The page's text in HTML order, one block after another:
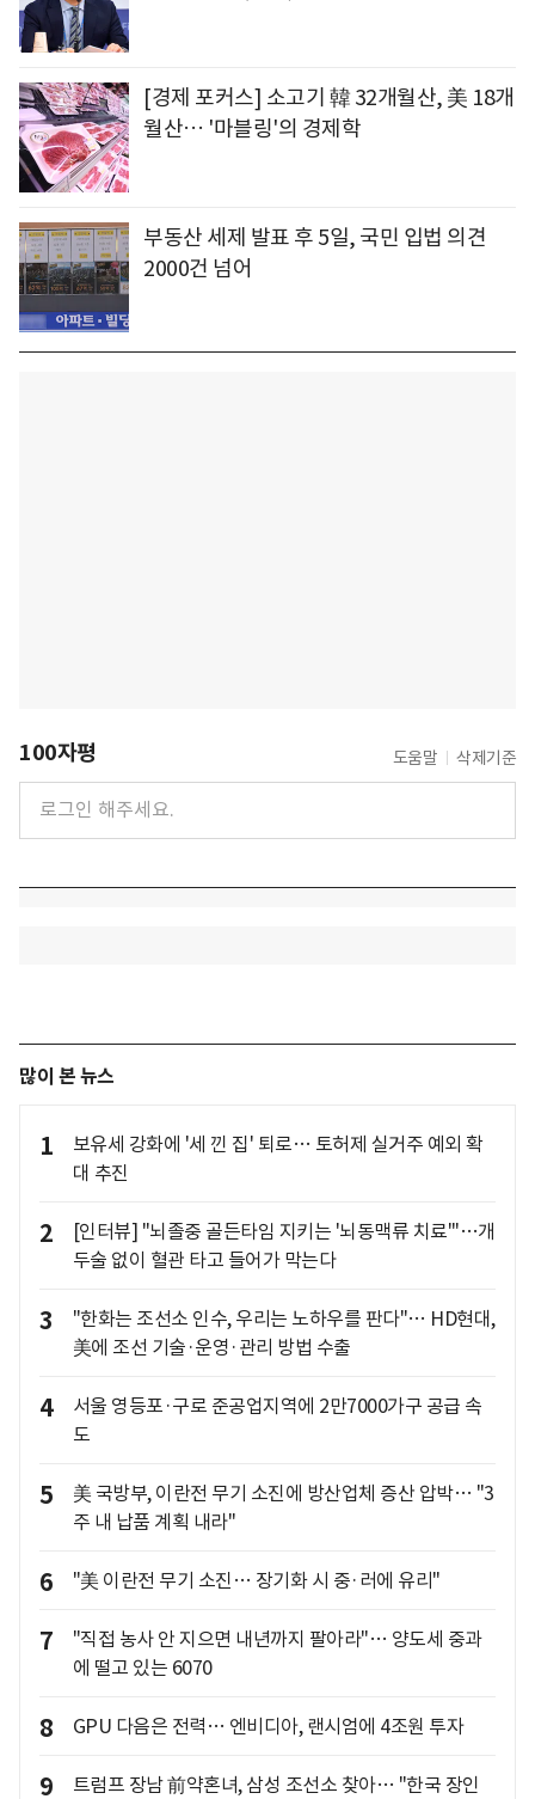
[경제 포커스] 소고기 韓 32개월산, 美 18개
월산… '마블링'의 경제학
부동산 세제 발표 후 5일, 국민 입법 의견
2000건 넘어
100자평 도움말 삭제기준
많이 본 뉴스
1
보유세 강화에 '세 낀 집' 퇴로… 토허제 실거주 예외 확
대 추진
2
[인터뷰] "뇌졸중 골든타임 지키는 '뇌동맥류 치료'"…개
두술 없이 혈관 타고 들어가 막는다
3
"한화는 조선소 인수, 우리는 노하우를 판다"… HD현대,
美에 조선 기술·운영·관리 방법 수출
4
서울 영등포·구로 준공업지역에 2만7000가구 공급 속
도
5
美 국방부, 이란전 무기 소진에 방산업체 증산 압박… "3
주 내 납품 계획 내라"
6 "美 이란전 무기 소진… 장기화 시 중·러에 유리"
7
"직접 농사 안 지으면 내년까지 팔아라"… 양도세 중과
에 떨고 있는 6070
8 GPU 다음은 전력… 엔비디아, 랜시엄에 4조원 투자
9 트럼프 장남 前약혼녀, 삼성 조선소 찾아… "한국 장인